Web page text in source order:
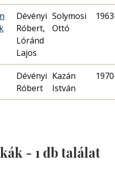
Dévényi
Róbert,
Lóránd
Lajos
Solymosi
Ottó
Dévényi
Róbert
Kazán
István
- 1 db találat